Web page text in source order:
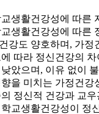
생활건강성에 따른
생활건강성에 따른
강도 양호하며, 가
따라 정신건강의
았으며, 이유 없이
을 미치는 가정건
정신적 건강과 교
교생활건강성이 정